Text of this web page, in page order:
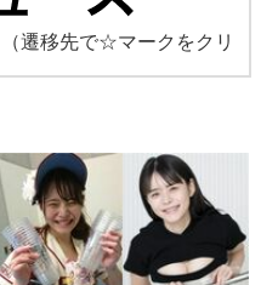
（遷移先で☆マークをクリ